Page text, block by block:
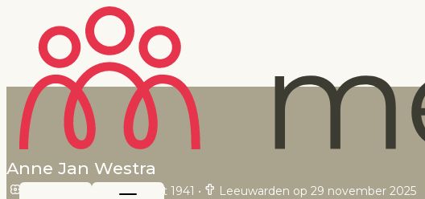
Anne Jan Westra
Leeuwarden op 30 maart 1941 • Leeuwarden op 29 november 2025